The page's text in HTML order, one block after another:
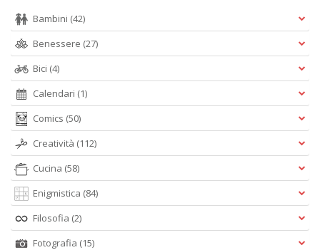
Bambini (42)
Benessere (27)
Bici (4)
Calendari (1)
Comics (50)
Creatività (112)
Cucina (58)
Enigmistica (84)
Filosofia (2)
Fotografia (15)